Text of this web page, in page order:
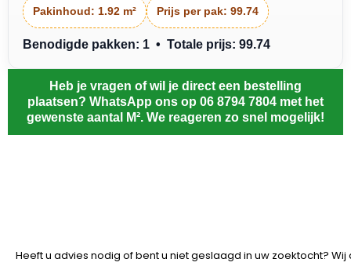
Pakinhoud: 1.92 m² Prijs per pak: 99.74
Benodigde pakken: 1 • Totale prijs: 99.74
Heb je vragen of wil je direct een bestelling
plaatsen? WhatsApp ons op 06 8794 7804 met het
gewenste aantal M². We reageren zo snel mogelijk!
Heeft u advies nodig of bent u niet geslaagd in uw zoektocht?